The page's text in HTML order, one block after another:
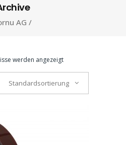
AG /
werden angezeigt
Standardsortierung